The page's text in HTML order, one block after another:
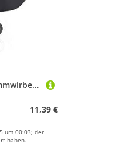
Tbest
Tbest
von Tbest
von Tbest
Stimmwirbel,Cort Stimmwirbel,Gitarren Mechaniken Knöpfe Stimmwirbel Button Hine Head,6Pcs Gitarre Tuning Peg Tasten Tuning Key Tasten Maschinen-Kopf Ersatzteile Klassische Gitarren-Tuner Tasten (#3)
11,39 €
um 00:03; der
haben.